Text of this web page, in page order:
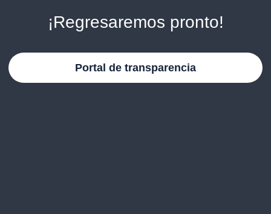
¡Regresaremos pronto!
Portal de transparencia